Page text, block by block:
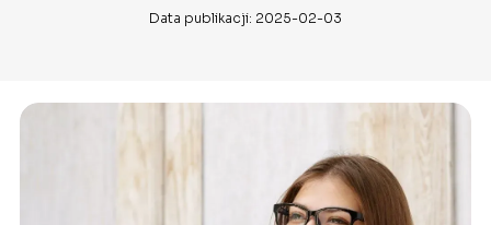
Data publikacji: 2025-02-03